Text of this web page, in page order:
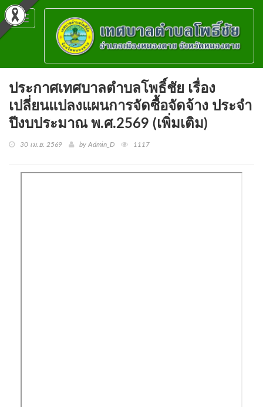
Toggle
navigation
ประกาศเทศบาลตำบลโพธิ์ชัย เรื่อง
เปลี่ยนแปลงแผนการจัดซื้อจัดจ้าง ประจำ
ปีงบประมาณ พ.ศ.2569 (เพิ่มเติม)
30 เม.ย. 2569 by Admin_D 1117